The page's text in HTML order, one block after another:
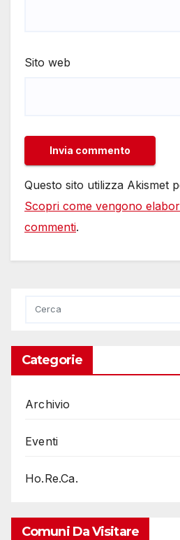
Sito web
Questo sito utilizza Akismet
Scopri come vengono
commenti.
Categorie
Archivio
Eventi
Ho.Re.Ca.
Comuni Da Visitare